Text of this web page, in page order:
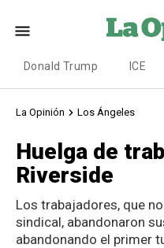
Donald Trump ICE
La Opinión Los Ángeles
Huelga de
Riverside
Los trabajadores, que
sindical, abandonaron
abandonando el primer